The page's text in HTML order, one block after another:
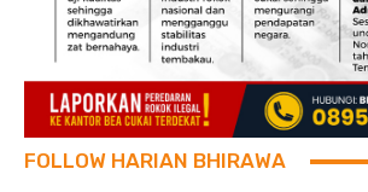
FOLLOW HARIAN BHIRAWA